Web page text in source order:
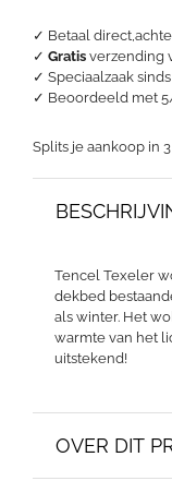
✓ Betaal
✓ Gratis verzending
✓ Speciaalzaak sinds
✓ Beoordeeld met
Splits je aankoop in
Tencel Texeler
dekbed
als winter. Het
warmte van het
uitstekend!
OVER DIT